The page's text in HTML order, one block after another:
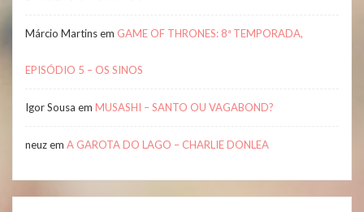
Márcio Martinsem GAME OF THRONES: 8ª TEMPORADA,
EPISÓDIO 5 – OS SINOS
Igor Sousa em MUSASHI – SANTO OU VAGABOND?
neuzem A GAROTA DO LAGO – CHARLIE DONLEA